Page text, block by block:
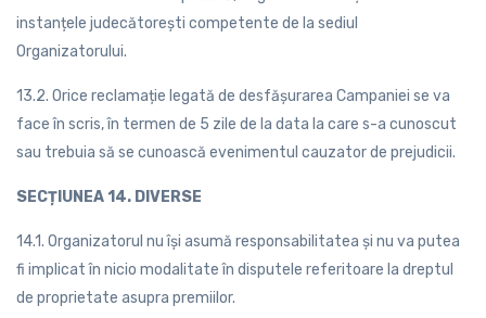
instanțele judecătorești competente de la sediul
Organizatorului.
13.2. Orice reclamație legată de desfășurarea Campaniei se va
face în scris, în termen de 5 zile de la data la care s-a cunoscut
sau trebuia să se cunoască evenimentul cauzator de prejudicii.
SECȚIUNEA 14. DIVERSE
14.1. Organizatorul nu își asumă responsabilitatea și nu va putea
fi implicat în nicio modalitate în disputele referitoare la dreptul
de proprietate asupra premiilor.